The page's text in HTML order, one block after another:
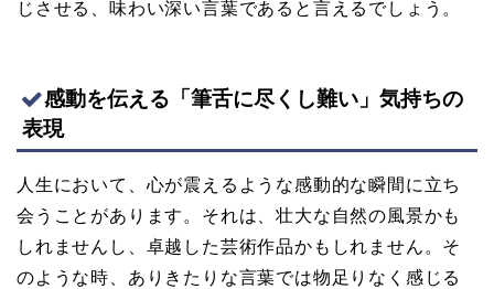
じさせる、味わい深い言葉であると言えるでしょう。
感動を伝える「筆舌に尽くし難い」気持ちの
表現
人生において、心が震えるような感動的な瞬間に立ち
会うことがあります。それは、壮大な自然の風景かも
しれませんし、卓越した芸術作品かもしれません。そ
のような時、ありきたりな言葉では物足りなく感じる